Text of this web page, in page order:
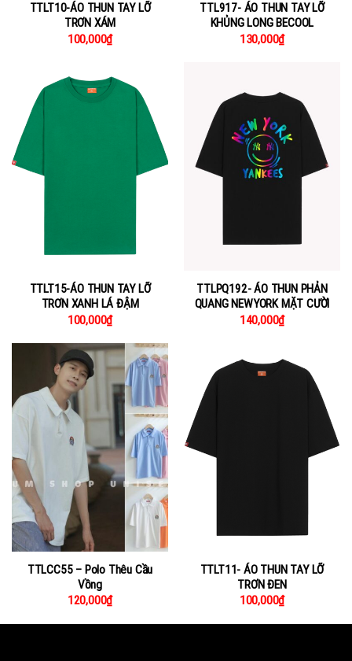
TTLT10-ÁO THUN TAY LỠ
TRƠN XÁM
100,000₫
TTL917- ÁO THUN TAY LỠ
KHỦNG LONG BECOOL
130,000₫
TTLT15-ÁO THUN TAY LỠ
TRƠN XANH LÁ ĐẬM
100,000₫
TTLPQ192- ÁO THUN PHẢN
QUANG NEWYORK MẶT CƯỜI
140,000₫
TTLCC55 – Polo Thêu Cầu
Vồng
120,000₫
TTLT11- ÁO THUN TAY LỠ
TRƠN ĐEN
100,000₫